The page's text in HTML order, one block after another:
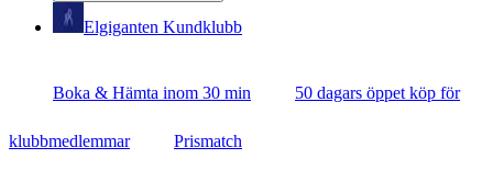
Elgiganten Kundklubb
Boka & Hämta inom 30 min 50 dagars öppet köp för
klubbmedlemmar Prismatch